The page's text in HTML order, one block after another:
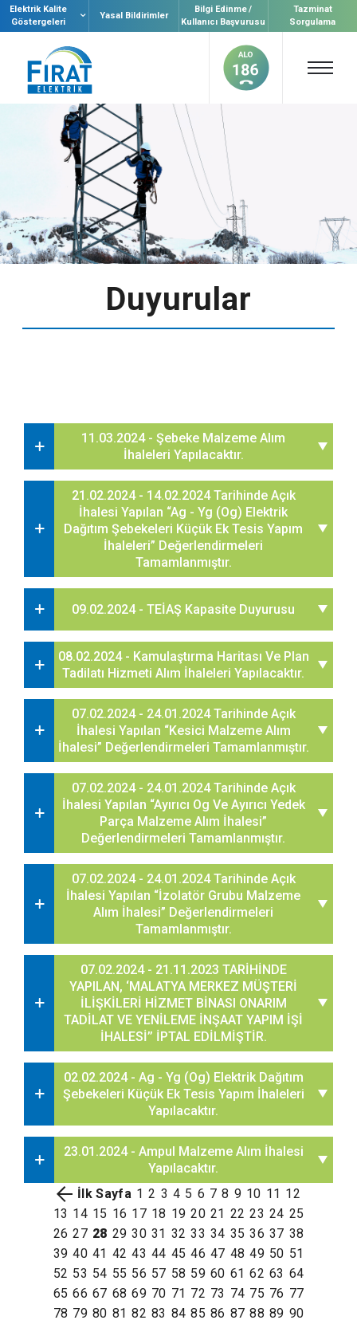
Elektrik Kalite
Göstergeleri
Yasal Bildirimler
Bilgi Edinme /
Kullanıcı Başvurusu
Tazminat
Sorgulama
Duyurular
11.03.2024 - Şebeke Malzeme Alım
İhaleleri Yapılacaktır.
21.02.2024 - 14.02.2024 Tarihinde Açık
İhalesi Yapılan “Ag - Yg (Og) Elektrik
Dağıtım Şebekeleri Küçük Ek Tesis Yapım
İhaleleri” Değerlendirmeleri
Tamamlanmıştır.
09.02.2024 - TEİAŞ Kapasite Duyurusu
08.02.2024 - Kamulaştırma Haritası Ve Plan
Tadilatı Hizmeti Alım İhaleleri Yapılacaktır.
07.02.2024 - 24.01.2024 Tarihinde Açık
İhalesi Yapılan “Kesici Malzeme Alım
İhalesi” Değerlendirmeleri Tamamlanmıştır.
07.02.2024 - 24.01.2024 Tarihinde Açık
İhalesi Yapılan “Ayırıcı Og Ve Ayırıcı Yedek
Parça Malzeme Alım İhalesi”
Değerlendirmeleri Tamamlanmıştır.
07.02.2024 - 24.01.2024 Tarihinde Açık
İhalesi Yapılan “İzolatör Grubu Malzeme
Alım İhalesi” Değerlendirmeleri
Tamamlanmıştır.
07.02.2024 - 21.11.2023 TARİHİNDE
YAPILAN, ‘MALATYA MERKEZ MÜŞTERİ
İLİŞKİLERİ HİZMET BİNASI ONARIM
TADİLAT VE YENİLEME İNŞAAT YAPIM İŞİ
İHALESİ’’ İPTAL EDİLMİŞTİR.
02.02.2024 - Ag - Yg (Og) Elektrik Dağıtım
Şebekeleri Küçük Ek Tesis Yapım İhaleleri
Yapılacaktır.
23.01.2024 - Ampul Malzeme Alım İhalesi
Yapılacaktır.
İlk Sayfa 1 2 3 4 5 6 7 8 9 10 11 12
13 14 15 16 17 18 19 20 21 22 23 24 25
26 27 28 29 30 31 32 33 34 35 36 37 38
39 40 41 42 43 44 45 46 47 48 49 50 51
52 53 54 55 56 57 58 59 60 61 62 63 64
65 66 67 68 69 70 71 72 73 74 75 76 77
78 79 80 81 82 83 84 85 86 87 88 89 90